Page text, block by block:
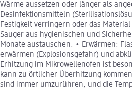
Wärme aussetzen oder länger als
Desinfektionsmitteln
Festigkeit verringern oder das
Sauger aus hygienischen und
Monate austauschen. • Erwärmen:
erwärmen (Explosionsgefahr) und
Erhitzung im Mikrowellenofen ist
kann zu örtlicher Überhitzung
sind immer umzurühren, und die